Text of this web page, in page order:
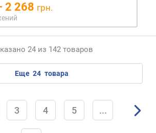
2 268 грн.
24 из 142 товаров
еще 24 товара
3 4 5 ...